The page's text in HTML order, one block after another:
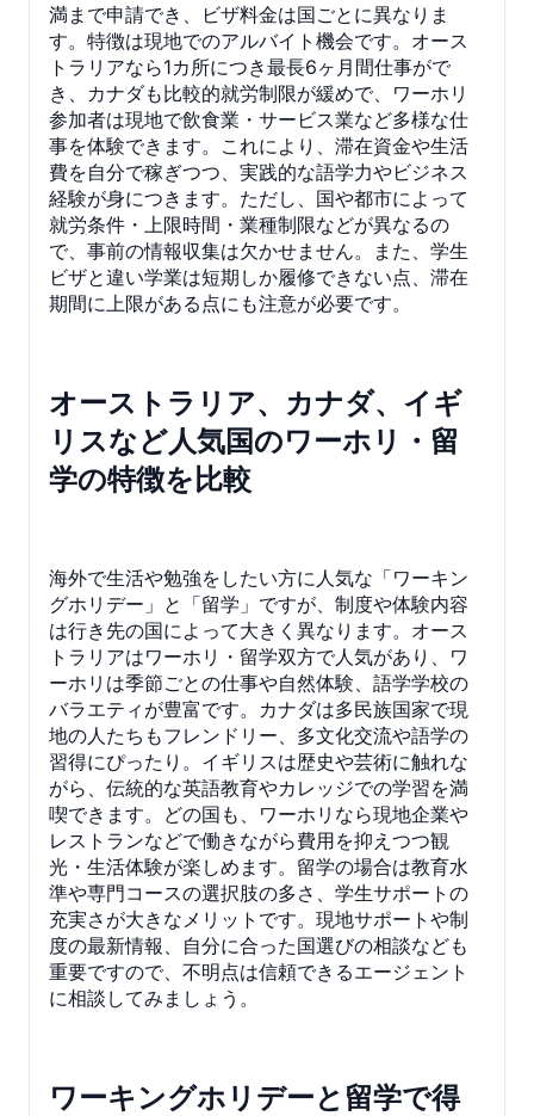
満まで申請でき、ビザ料金は国ごとに異なりま
す。特徴は現地でのアルバイト機会です。オース
トラリアなら1カ所につき最長6ヶ月間仕事がで
き、カナダも比較的就労制限が緩めで、ワーホリ
参加者は現地で飲食業・サービス業など多様な仕
事を体験できます。これにより、滞在資金や生活
費を自分で稼ぎつつ、実践的な語学力やビジネス
経験が身につきます。ただし、国や都市によって
就労条件・上限時間・業種制限などが異なるの
で、事前の情報収集は欠かせません。また、学生
ビザと違い学業は短期しか履修できない点、滞在
期間に上限がある点にも注意が必要です。
オーストラリア、カナダ、イギ
リスなど人気国のワーホリ・留
学の特徴を比較
海外で生活や勉強をしたい方に人気な「ワーキン
グホリデー」と「留学」ですが、制度や体験内容
は行き先の国によって大きく異なります。オース
トラリアはワーホリ・留学双方で人気があり、ワ
ーホリは季節ごとの仕事や自然体験、語学学校の
バラエティが豊富です。カナダは多民族国家で現
地の人たちもフレンドリー、多文化交流や語学の
習得にぴったり。イギリスは歴史や芸術に触れな
がら、伝統的な英語教育やカレッジでの学習を満
喫できます。どの国も、ワーホリなら現地企業や
レストランなどで働きながら費用を抑えつつ観
光・生活体験が楽しめます。留学の場合は教育水
準や専門コースの選択肢の多さ、学生サポートの
充実さが大きなメリットです。現地サポートや制
度の最新情報、自分に合った国選びの相談なども
重要ですので、不明点は信頼できるエージェント
に相談してみましょう。
ワーキングホリデーと留学で得